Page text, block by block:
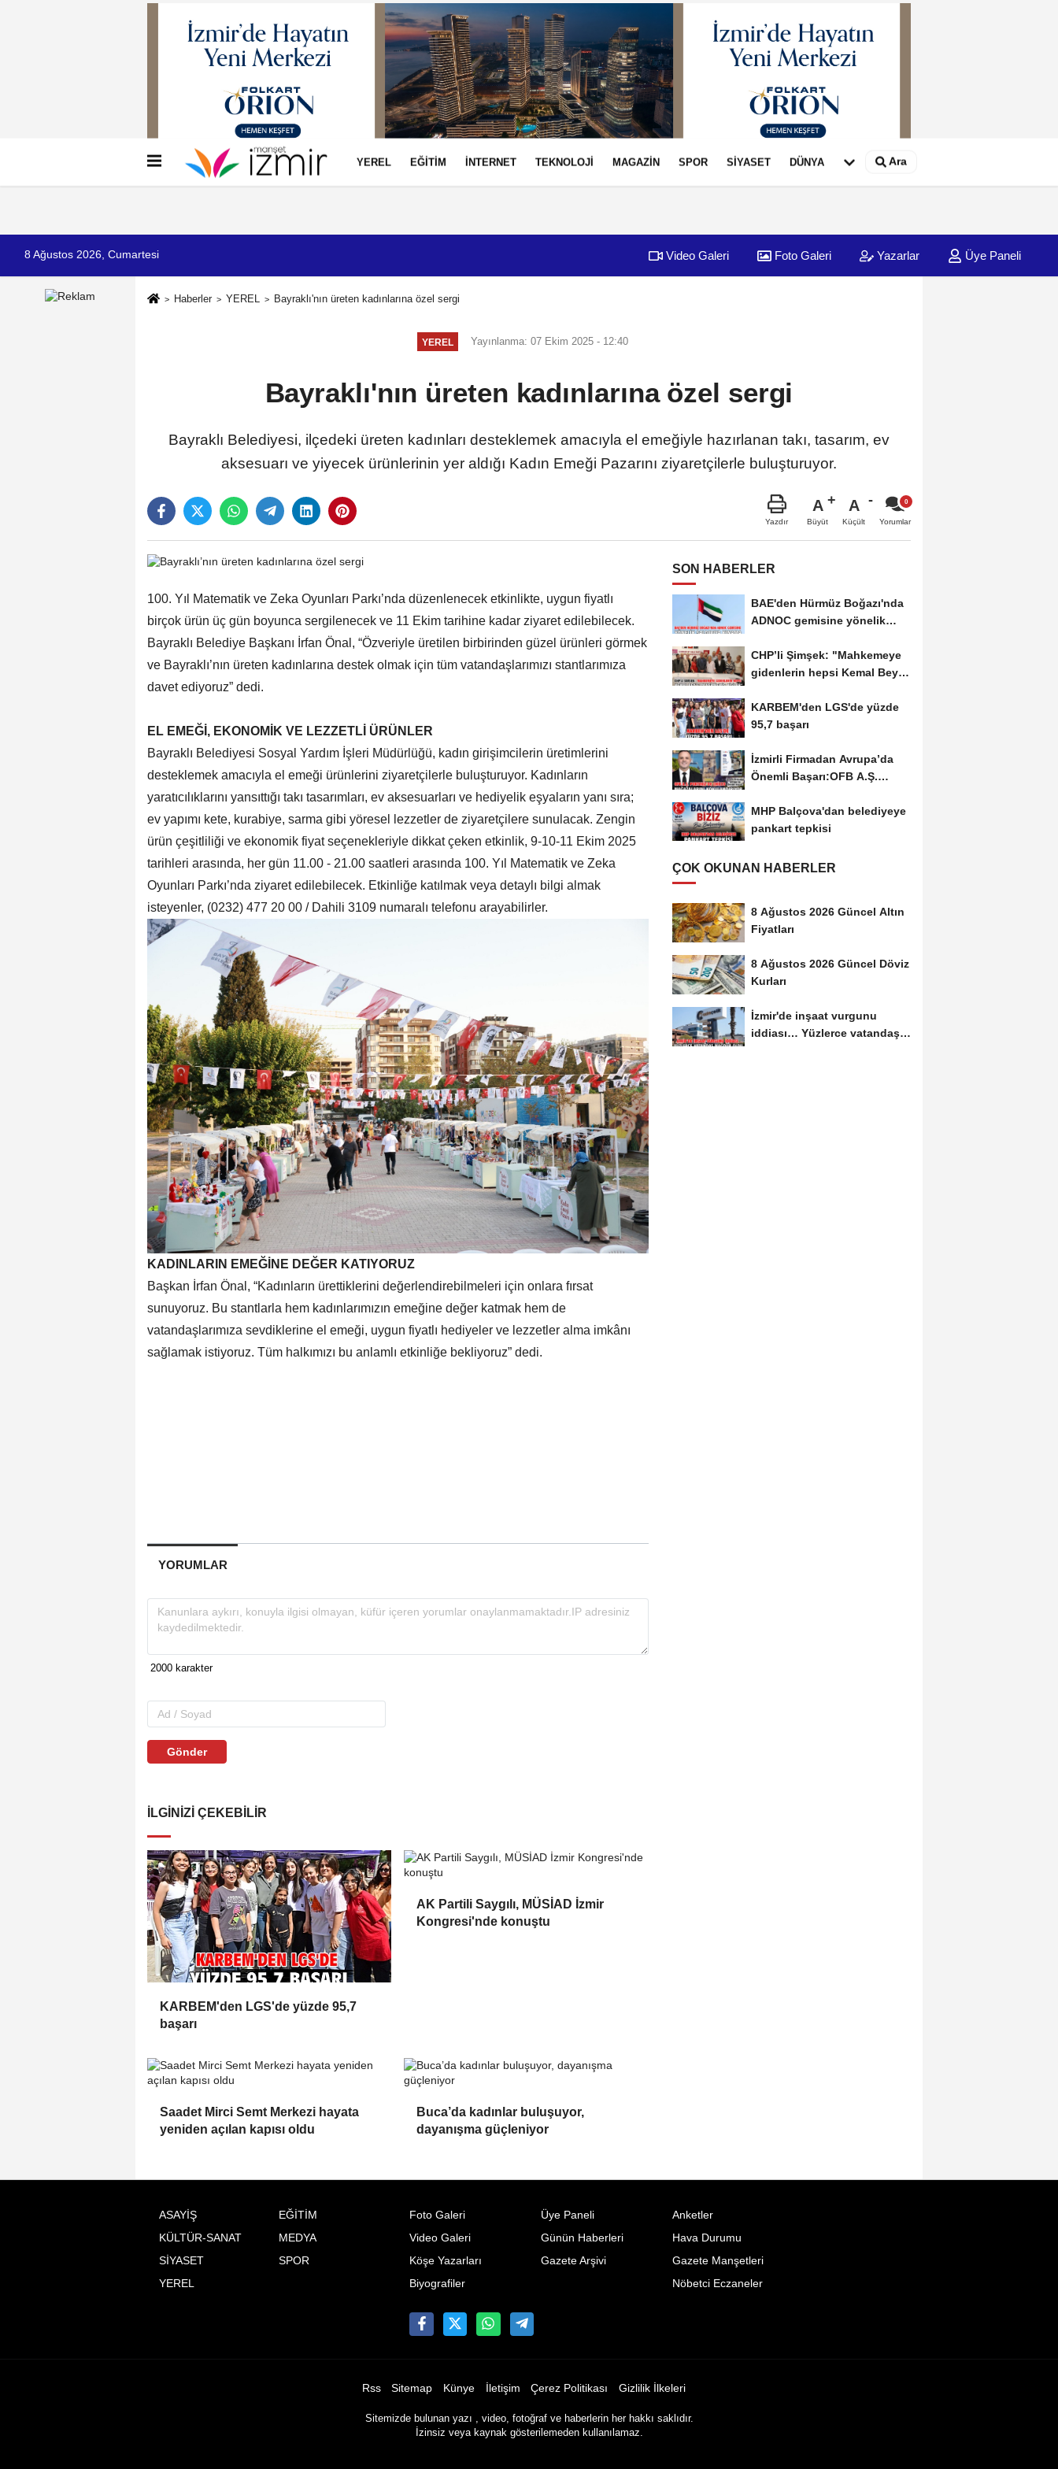
İletişim Çerez Politikası
YEREL EĞİTİM İNTERNET TEKNOLOJİ MAGAZİN SPOR SİYASET DÜNYA Ara
8 Ağustos 2026, Cumartesi Video Galeri Foto Galeri Yazarlar Üye Paneli
Haberler YEREL Bayraklı'nın üreten kadınlarına özel sergi
YEREL Yayınlanma: 07 Ekim 2025 - 12:40
Bayraklı'nın üreten kadınlarına özel sergi
Bayraklı Belediyesi, ilçedeki üreten kadınları desteklemek amacıyla el emeğiyle hazırlanan takı, tasarım, ev
aksesuarı ve yiyecek ürünlerinin yer aldığı Kadın Emeği Pazarını ziyaretçilerle buluşturuyor.
Yazdır
A
Büyüt
A
Küçült Yorumlar
100. Yıl Matematik ve Zeka Oyunları Parkı’nda düzenlenecek etkinlikte, uygun fiyatlı
birçok ürün üç gün boyunca sergilenecek ve 11 Ekim tarihine kadar ziyaret edilebilecek.
Bayraklı Belediye Başkanı İrfan Önal, “Özveriyle üretilen birbirinden güzel ürünleri görmek
ve Bayraklı’nın üreten kadınlarına destek olmak için tüm vatandaşlarımızı stantlarımıza
davet ediyoruz” dedi.
EL EMEĞİ, EKONOMİK VE LEZZETLİ ÜRÜNLER
Bayraklı Belediyesi Sosyal Yardım İşleri Müdürlüğü, kadın girişimcilerin üretimlerini
desteklemek amacıyla el emeği ürünlerini ziyaretçilerle buluşturuyor. Kadınların
yaratıcılıklarını yansıttığı takı tasarımları, ev aksesuarları ve hediyelik eşyaların yanı sıra;
ev yapımı kete, kurabiye, sarma gibi yöresel lezzetler de ziyaretçilere sunulacak. Zengin
ürün çeşitliliği ve ekonomik fiyat seçenekleriyle dikkat çeken etkinlik, 9-10-11 Ekim 2025
tarihleri arasında, her gün 11.00 - 21.00 saatleri arasında 100. Yıl Matematik ve Zeka
Oyunları Parkı’nda ziyaret edilebilecek. Etkinliğe katılmak veya detaylı bilgi almak
isteyenler, (0232) 477 20 00 / Dahili 3109 numaralı telefonu arayabilirler.
KADINLARIN EMEĞİNE DEĞER KATIYORUZ
Başkan İrfan Önal, “Kadınların ürettiklerini değerlendirebilmeleri için onlara fırsat
sunuyoruz. Bu stantlarla hem kadınlarımızın emeğine değer katmak hem de
vatandaşlarımıza sevdiklerine el emeği, uygun fiyatlı hediyeler ve lezzetler alma imkânı
sağlamak istiyoruz. Tüm halkımızı bu anlamlı etkinliğe bekliyoruz” dedi.
YORUMLAR
Gönder
İLGINIZI ÇEKEBILIR
KARBEM'den LGS'de yüzde 95,7
başarı
AK Partili Saygılı, MÜSİAD İzmir
Kongresi'nde konuştu
Saadet Mirci Semt Merkezi hayata
yeniden açılan kapısı oldu
Buca’da kadınlar buluşuyor,
dayanışma güçleniyor
SON HABERLER
BAE'den Hürmüz Boğazı'nda
ADNOC gemisine yönelik
CHP’li Şimşek: "Mahkemeye
gidenlerin hepsi Kemal Bey’e
KARBEM'den LGS'de yüzde
95,7 başarı
İzmirli Firmadan Avrupa’da
Önemli Başarı:OFB A.Ş.
MHP Balçova'dan belediyeye
pankart tepkisi
ÇOK OKUNAN HABERLER
8 Ağustos 2026 Güncel Altın
Fiyatları
8 Ağustos 2026 Güncel Döviz
Kurları
İzmir'de inşaat vurgunu
iddiası… Yüzlerce vatandaş
ASAYİŞ
EĞİTİM
KÜLTÜR-SANAT
MEDYA
SİYASET
SPOR
YEREL
Foto Galeri
Video Galeri
Köşe Yazarları
Biyografiler
Üye Paneli
Günün Haberleri
Gazete Arşivi
Anketler
Hava Durumu
Gazete Manşetleri
Nöbetci Eczaneler
Rss Sitemap Künye İletişim Çerez Politikası Gizlilik İlkeleri
Sitemizde bulunan yazı , video, fotoğraf ve haberlerin her hakkı saklıdır.
İzinsiz veya kaynak gösterilemeden kullanılamaz.